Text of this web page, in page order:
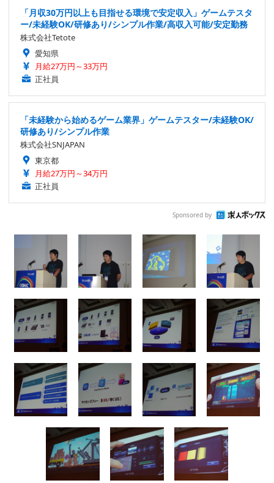
「月収30万円以上も目指せる環境で安定収入」ゲームテスタ
ー/未経験OK/研修あり/シンプル作業/高収入可能/安定勤務
株式会社Tetote
愛知県
月給27万円～33万円
正社員
「未経験から始めるゲーム業界」ゲームテスター/未経験OK/
研修あり/シンプル作業
株式会社SNJAPAN
東京都
月給27万円～34万円
正社員
Sponsored by